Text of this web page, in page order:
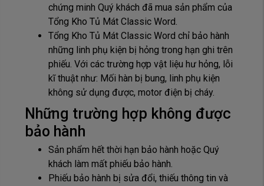
chứng minh Quý khách đã mua sản phẩm của
Tổng Kho Tủ Mát Classic Word.
Tổng Kho Tủ Mát Classic Word chỉ bảo hành
những linh phụ kiện bị hỏng trong hạn ghi trên
phiếu. Với các trường hợp vật liệu hư hỏng, lỗi
kĩ thuật như: Mối hàn bị bung, linh phụ kiện
không sử dụng được, motor điện bị cháy.
Những trường hợp không được
bảo hành
Sản phẩm hết thời hạn bảo hành hoặc Quý
khách làm mất phiếu bảo hành.
Phiếu bảo hành bị sửa đổi, thiếu thông tin và